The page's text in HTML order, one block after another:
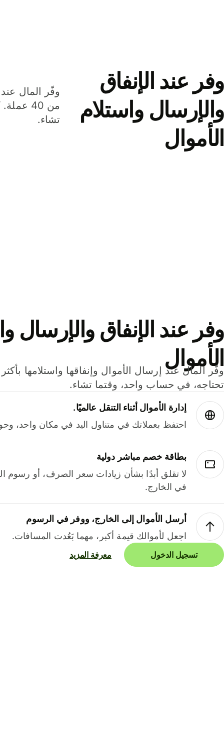
وفر عند الإنفاق
والإرسال واستلام
الأموال
وفّر المال عند
من 40
تشاء.
وفر عند الإنفاق والإرسال
الأموال
تحتاجه، في حساب واحد، وقتما تشاء.
إدارة الأموال أثناء التنقل عالميًا.
احتفظ بعملاتك في متناول اليد في مكان واحد،
بطاقة خصم مباشر دولية
لا تقلق أبدًا بشأن زيادات سعر الصرف، أو رسوم
في الخارج.
أرسل الأموال إلى الخارج، ووفر في الرسوم
اجعل لأموالك قيمة أكبر، مهما بَعُدت المسافات.
تسجيل الدخول معرفة المزيد